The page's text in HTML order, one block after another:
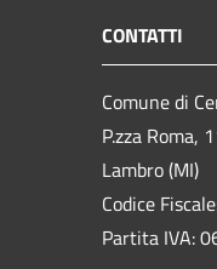
CONTATTI
Comune di
P.zza Roma,
Lambro (MI)
Codice
Partita IVA: